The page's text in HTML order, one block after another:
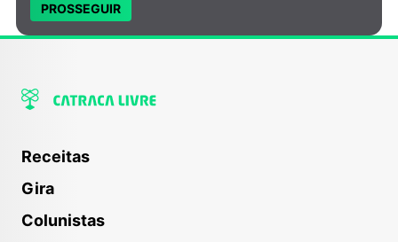
Receitas
Gira
Colunistas
PROSSEGUIR